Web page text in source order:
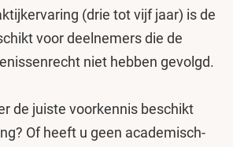
(drie tot vijf jaar) is de
voor deelnemers die de
niet hebben gevolgd.
de juiste voorkennis beschikt
Of heeft u geen academisch-